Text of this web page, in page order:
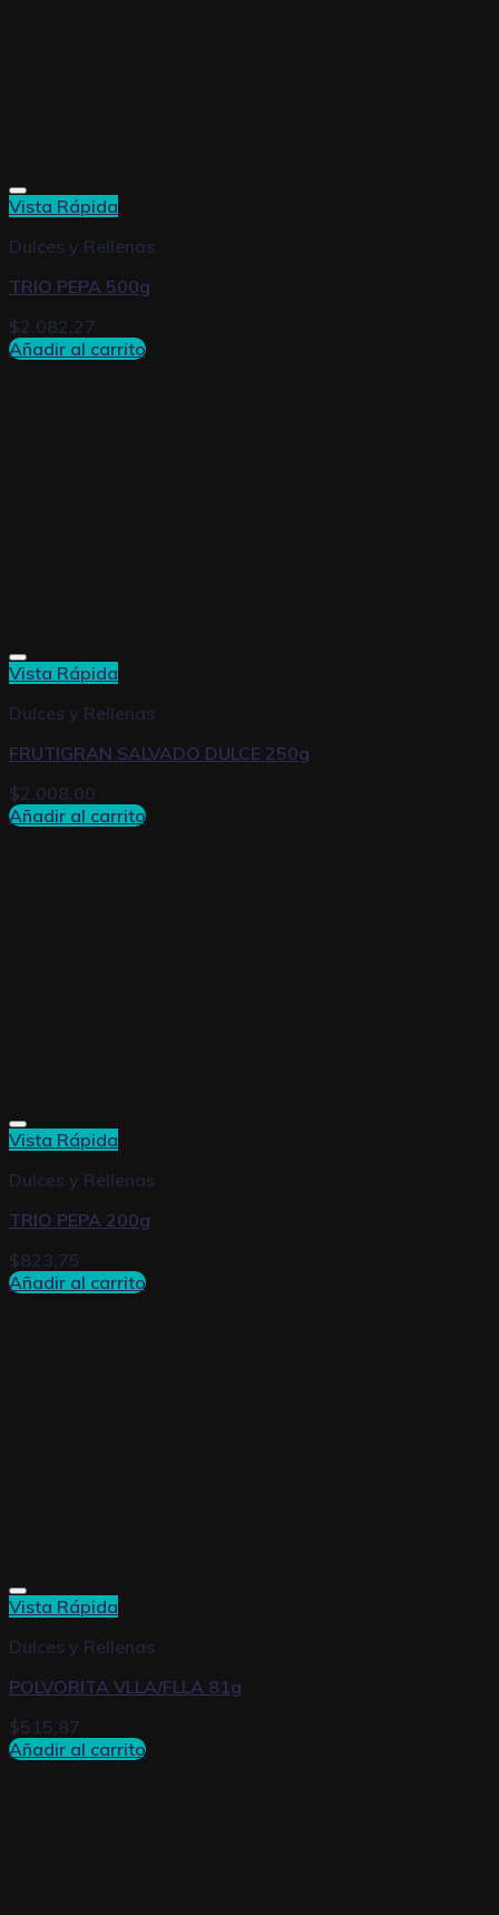
Vista Rápida
Dulces y Rellenas
TRIO PEPA 500g
$2.082,27
Añadir al carrito
Vista Rápida
Dulces y Rellenas
FRUTIGRAN SALVADO DULCE 250g
$2.008,00
Añadir al carrito
Vista Rápida
Dulces y Rellenas
TRIO PEPA 200g
$823,75
Añadir al carrito
Vista Rápida
Dulces y Rellenas
POLVORITA VLLA/FLLA 81g
$515,87
Añadir al carrito